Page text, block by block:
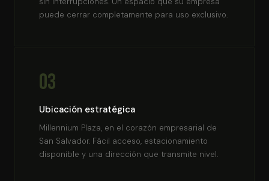
puede cerrar completamente para uso exclusivo.
03
Ubicación estratégica
Millennium Plaza, en el corazón empresarial de
San Salvador. Fácil acceso, estacionamiento
disponible y una dirección que transmite nivel.